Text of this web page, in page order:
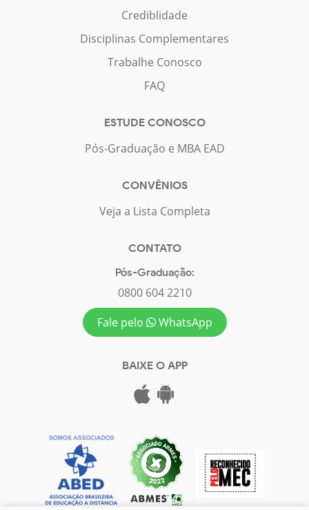
Crediblidade
Disciplinas Complementares
Trabalhe Conosco
FAQ
ESTUDE CONOSCO
Pós-Graduação e MBA EAD
CONVÊNIOS
Veja a Lista Completa
CONTATO
Pós-Graduação:
0800 604 2210
Fale pelo
WhatsApp
BAIXE O APP